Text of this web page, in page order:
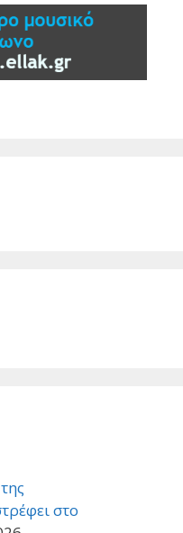
στο